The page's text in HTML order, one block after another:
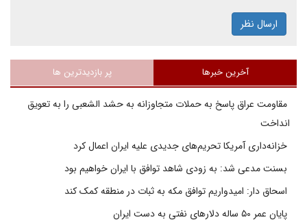
ارسال نظر
آخرین خبرها پر بازدیدترین ها
مقاومت عراق پاسخ به حملات متجاوزانه به حشد الشعبی را به تعویق
انداخت
خزانه‌داری آمریکا تحریم‌های جدیدی علیه ایران اعمال کرد
بسنت مدعی شد: به زودی شاهد توافق با ایران خواهیم بود
اسحاق دار: امیدواریم توافق مکه به ثبات در منطقه کمک کند
پایان عمر ۵۰ ساله دلارهای نفتی به دست ایران